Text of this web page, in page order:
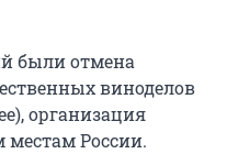
были отмена
виноделов
организация
России.